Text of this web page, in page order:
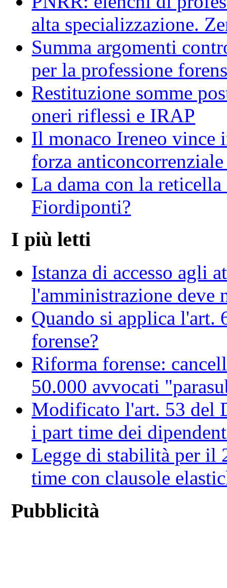
alta specializzazione.
Summa argomenti
per la professione
Restituzione somme
oneri riflessi e IRAP
Il monaco Ireneo vince
forza
La dama con la
Fiordiponti?
I più letti
Istanza di accesso agli
l'amministrazione deve
Quando si applica l'art.
forense?
Riforma forense:
50.000 avvocati
Modificato l'art. 53 del
i part time dei
Legge di stabilità per il
time con clausole
Pubblicità